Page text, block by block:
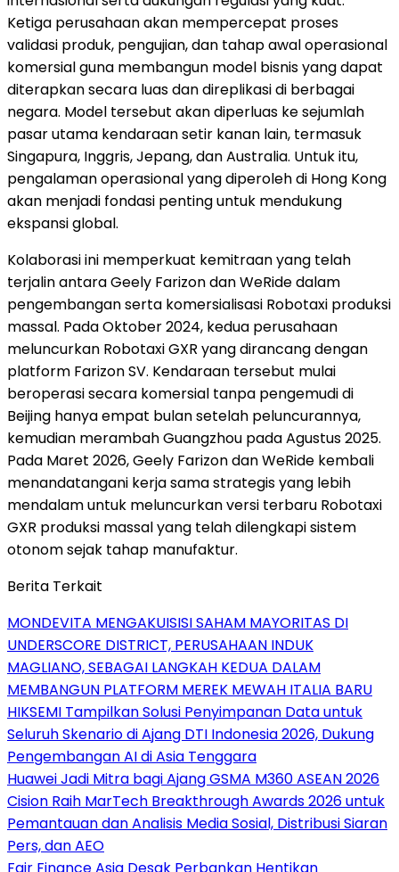
Ketiga perusahaan akan mempercepat proses
validasi produk, pengujian, dan tahap awal operasional
komersial guna membangun model bisnis yang dapat
diterapkan secara luas dan direplikasi di berbagai
negara. Model tersebut akan diperluas ke sejumlah
pasar utama kendaraan setir kanan lain, termasuk
Singapura, Inggris, Jepang, dan Australia. Untuk itu,
pengalaman operasional yang diperoleh di Hong Kong
akan menjadi fondasi penting untuk mendukung
ekspansi global.
Kolaborasi ini memperkuat kemitraan yang telah
terjalin antara Geely Farizon dan WeRide dalam
pengembangan serta komersialisasi Robotaxi produksi
massal. Pada Oktober 2024, kedua perusahaan
meluncurkan Robotaxi GXR yang dirancang dengan
platform Farizon SV. Kendaraan tersebut mulai
beroperasi secara komersial tanpa pengemudi di
Beijing hanya empat bulan setelah peluncurannya,
kemudian merambah Guangzhou pada Agustus 2025.
Pada Maret 2026, Geely Farizon dan WeRide kembali
menandatangani kerja sama strategis yang lebih
mendalam untuk meluncurkan versi terbaru Robotaxi
GXR produksi massal yang telah dilengkapi sistem
otonom sejak tahap manufaktur.
Berita Terkait
MONDEVITA MENGAKUISISI SAHAM MAYORITAS DI
UNDERSCORE DISTRICT, PERUSAHAAN INDUK
MAGLIANO, SEBAGAI LANGKAH KEDUA DALAM
MEMBANGUN PLATFORM MEREK MEWAH ITALIA BARU
HIKSEMI Tampilkan Solusi Penyimpanan Data untuk
Seluruh Skenario di Ajang DTI Indonesia 2026, Dukung
Pengembangan AI di Asia Tenggara
Huawei Jadi Mitra bagi Ajang GSMA M360 ASEAN 2026
Cision Raih MarTech Breakthrough Awards 2026 untuk
Pemantauan dan Analisis Media Sosial, Distribusi Siaran
Pers, dan AEO